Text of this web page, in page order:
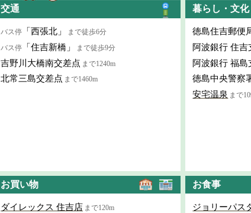
交通
バス停 「西張北」
まで徒歩6分
バス停 「住吉新橋」 まで徒歩9分
吉野川大橋南交差点 まで1240m
北常三島交差点 まで1460m
暮らし・文化
徳島住吉郵便
阿波銀行 住吉
阿波銀行 福島
徳島中央警察
安宅温泉 まで
お買い物
ダイレックス 住吉店 まで120m
お食事
ジョリーパス